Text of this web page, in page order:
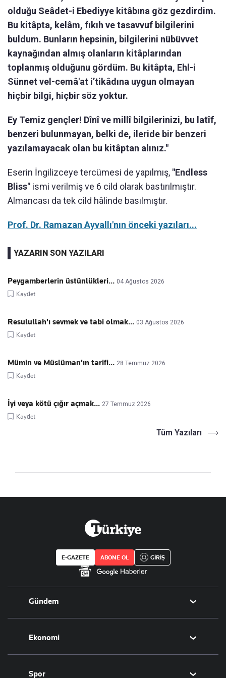
olduğu Seâdet-i Ebediyye kitâbına göz gezdirdim.
Bu kitâpta, kelâm, fıkıh ve tasavvuf bilgilerini
buldum. Bunların hepsinin, bilgilerini nübüvvet
kaynağından almış olanların kitâplarından
toplanmış olduğunu gördüm. Bu kitâpta, Ehl-i
Sünnet vel-cemâ'at i’tikâdına uygun olmayan
hiçbir bilgi, hiçbir söz yoktur.
Ey Temiz gençler! Dînî ve millî bilgilerinizi, bu latîf,
benzeri bulunmayan, belki de, ileride bir benzeri
yazılamayacak olan bu kitâptan alınız."
Eserin İngilizceye tercümesi de yapılmış, "Endless
Bliss" ismi verilmiş ve 6 cild olarak bastırılmıştır.
Almancası da tek cild hâlinde basılmıştır.
Prof. Dr. Ramazan Ayvallı'nın önceki yazıları...
YAZARIN SON YAZILARI
Peygamberlerin üstünlükleri... 04 Ağustos 2026
Kaydet
Resulullah'ı sevmek ve tabi olmak... 03 Ağustos 2026
Kaydet
Mümin ve Müslüman'ın tarifi... 28 Temmuz 2026
Kaydet
İyi veya kötü çığır açmak... 27 Temmuz 2026
Kaydet
Tüm Yazıları
E-GAZETE ABONE OL GİRİŞ
Gündem
Politika
Eğitim
Ekonomi
Borsa
Altın
Spor